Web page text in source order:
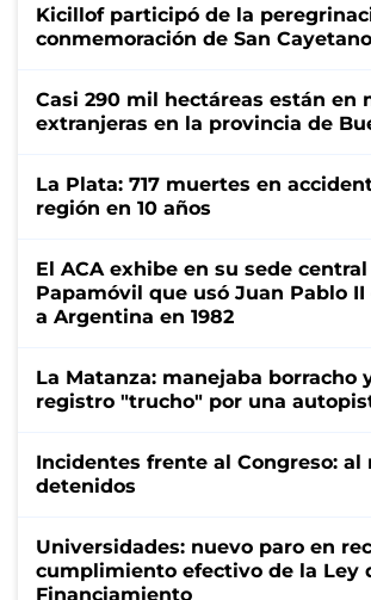
Kicillof participó de la
conmemoración de San Cayetano
Casi 290 mil hectáreas están en
extranjeras en la provincia de
La Plata: 717 muertes en
región en 10 años
El ACA exhibe en su sede central
Papamóvil que usó Juan Pablo
a Argentina en 1982
La Matanza: manejaba borracho
registro "trucho" por una
Incidentes frente al Congreso: al
detenidos
Universidades: nuevo paro en
cumplimiento efectivo de la Ley
Financiamiento